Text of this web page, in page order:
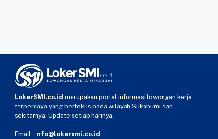
LokerSMI.co.id merupakan portal informasi lowongan kerja
terpercaya yang berfokus pada wilayah Sukabumi dan
sekitarnya. Update setiap harinya.
Email : info@lokersmi.co.id